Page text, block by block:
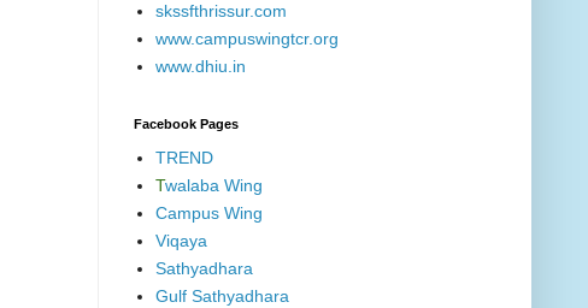
skssfthrissur.com
www.campuswingtcr.org
www.dhiu.in
Facebook Pages
TREND
Twalaba Wing
Campus Wing
Viqaya
Sathyadhara
Gulf Sathyadhara